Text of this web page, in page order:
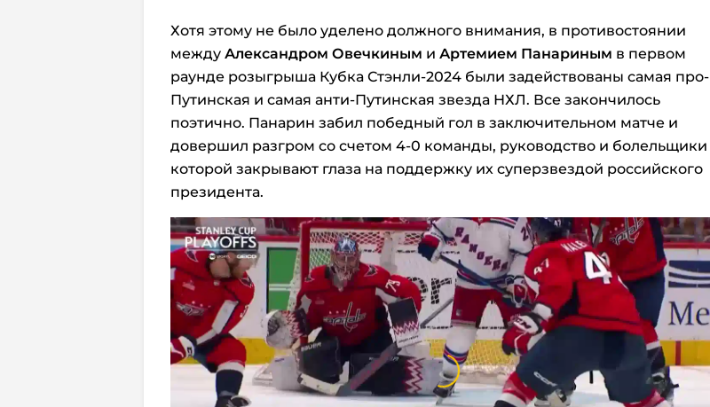
Хотя этому не было уделено должного внимания, в противостоянии
между Александром Овечкиным и Артемием Панариным в первом
раунде розыгрыша Кубка Стэнли-2024 были задействованы самая про-
Путинская и самая анти-Путинская звезда НХЛ. Все закончилось
поэтично. Панарин забил победный гол в заключительном матче и
довершил разгром со счетом 4-0 команды, руководство и болельщики
которой закрывают глаза на поддержку их суперзвездой российского
президента.